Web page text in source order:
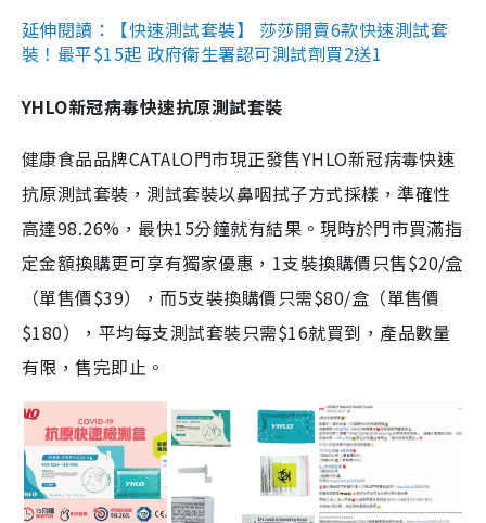
延伸閱讀：【快速測試套裝】 莎莎開賣6款快速測試套
裝！最平$15起 政府衛生署認可測試劑買2送1
YHLO新冠病毒快速抗原測試套裝
健康食品品牌CATALO門市現正發售YHLO新冠病毒快速
抗原測試套裝，測試套裝以鼻咽拭子方式採樣，準確性
高達98.26%，最快15分鐘就有結果。現時於門市買滿指
定金額換購更可享有獨家優惠，1支裝換購價只售$20/盒
（單售價$39），而5支裝換購價只需$80/盒（單售價
$180），平均每支測試套裝只需$16就買到，產品數量
有限，售完即止。